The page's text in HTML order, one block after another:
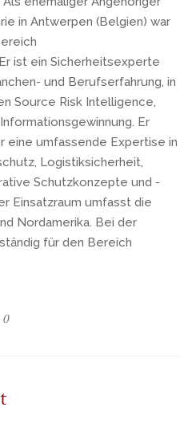
in Antwerpen (Belgien) war
ist ein Sicherheitsexperte
und Berufserfahrung, in
Source Risk Intelligence,
Er
umfassende Expertise in
Logistiksicherheit,
Schutzkonzepte und -
Einsatzraum umfasst die
Nordamerika. Bei der
für den Bereich